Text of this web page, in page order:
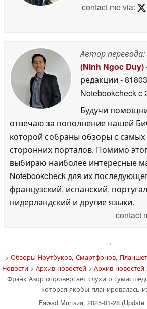
contact me via:
Автор перевода:
(Ninh Ngoc Duy)
редакции -
Notebookcheckc
Будучи
отвечаю за пополнение нашей
которой собраны обзоры с
сторонних порталов. Помимо
выбираю наиболее интересные
Notebookcheck для их
французский, испанский,
нидерландский и другие языки.
contact
'
> Обзоры Ноутбуков, Смартфонов,
Новости> Архив новостей> Архив новостей
Фрэнк Азор опровергает слухи о
которая якобы планировалась
Fawad Murtaza, 2025-01-28